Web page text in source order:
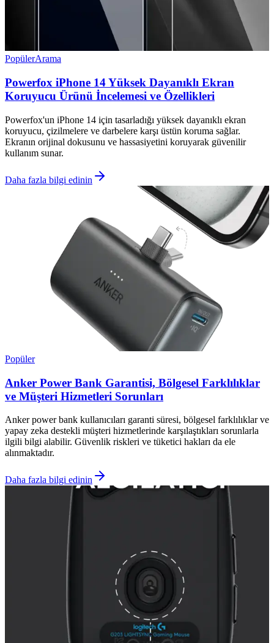
PopülerArama
Powerfox iPhone 14 Yüksek Dayanıklı Ekran
Koruyucu Ürünü İncelemesi ve Özellikleri
Powerfox'un iPhone 14 için tasarladığı yüksek dayanıklı ekran
koruyucu, çizilmelere ve darbelere karşı üstün koruma sağlar.
Ekranın orijinal dokusunu ve hassasiyetini koruyarak güvenilir
kullanım sunar.
Daha fazla bilgi edinin
Popüler
Anker Power Bank Garantisi, Bölgesel Farklılıklar
ve Müşteri Hizmetleri Sorunları
Anker power bank kullanıcıları garanti süresi, bölgesel farklılıklar ve
yapay zeka destekli müşteri hizmetlerinde karşılaştıkları sorunlarla
ilgili bilgi alabilir. Güvenlik riskleri ve tüketici hakları da ele
alınmaktadır.
Daha fazla bilgi edinin